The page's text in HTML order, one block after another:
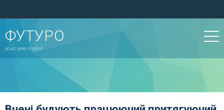
ФУТУРО
воно вже поруч!